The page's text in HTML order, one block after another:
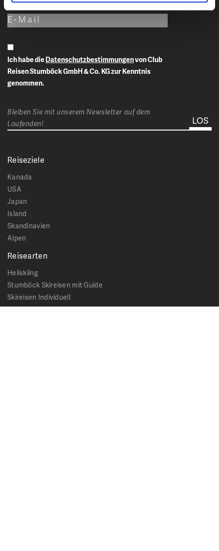
E-Mail-Adresse eingeben
Ich habe dieDatenschutzbestimmungen
Reisen Stumböck GmbH & Co. KG zur Kenntnis
genommen.
Bleiben Sie mit unserem Newsletter auf dem
Laufenden!
Reiseziele
Kanada
USA
Japan
Island
Skandinavien
Alpen
Reisearten
Heliskiing
Stumböck Skireisen mit Guide
Skireisen Individuell
Catskiing